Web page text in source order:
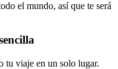
el mundo, así que te será
tu viaje en un solo lugar.